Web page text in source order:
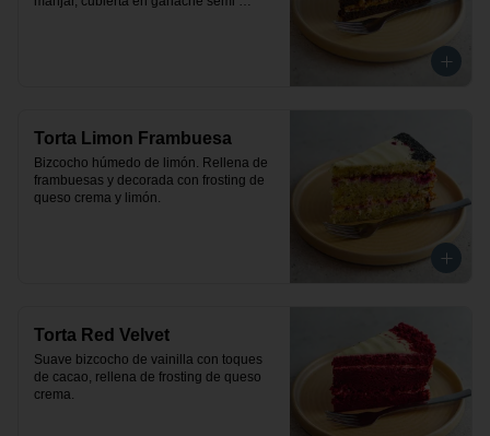
Torta Limon Frambuesa
Bizcocho húmedo de limón. Rellena de
frambuesas y decorada con frosting de
queso crema y limón.
Torta Red Velvet
Suave bizcocho de vainilla con toques
de cacao, rellena de frosting de queso
crema.